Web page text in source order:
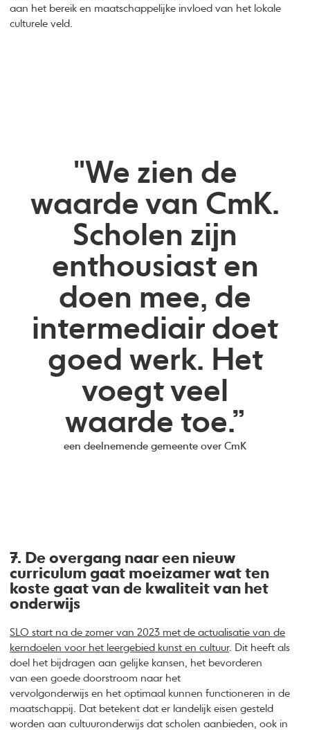
aan het bereik en maatschappelijke invloed van het lokale
culturele veld.
"We zien de
waarde van CmK.
Scholen zijn
enthousiast en
doen mee, de
intermediair doet
goed werk. Het
voegt veel
waarde toe.”
een deelnemende gemeente over CmK
7. De overgang naar een nieuw
curriculum gaat moeizamer wat ten
koste gaat van de kwaliteit van het
onderwijs
SLO start na de zomer van 2023 met de actualisatie van de
kerndoelen voor het leergebied kunst en cultuur. Dit heeft als
doel het bijdragen aan gelijke kansen, het bevorderen
van een goede doorstroom naar het
vervolgonderwijs en het optimaal kunnen functioneren in de
maatschappij. Dat betekent dat er landelijk eisen gesteld
worden aan cultuuronderwijs dat scholen aanbieden, ook in